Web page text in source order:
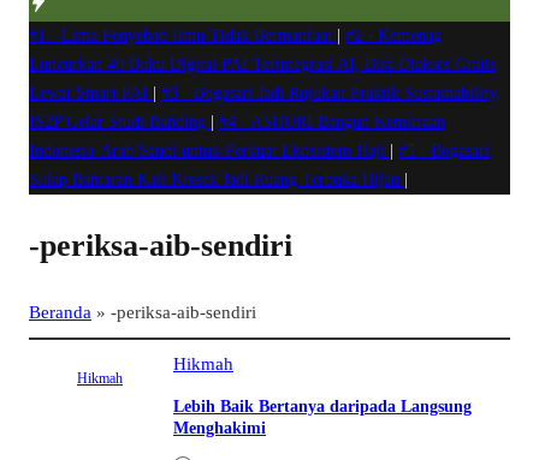
#1 - Lima Penyebab Ilmu Tidak Bermanfaat #2 - Kemenag
Luncurkan 40 Buku Digital PAI Terintegrasi AI, Bisa Diakses Gratis
Lewat Smart PAI
#3 - Bogasari Jadi Rujukan Praktik Sustainability,
IS2P Gelar Studi Banding
#4 - ASHURI Bangun Kemitraan
Indonesia-Arab Saudi untuk Perkuat Ekosistem Haji
#5 - Bogasari
Sulap Bantaran Kali Kresek Jadi Ruang Terbuka Hijau
-periksa-aib-sendiri
Beranda » -periksa-aib-sendiri
Hikmah
Hikmah
Lebih Baik Bertanya daripada Langsung
Menghakimi